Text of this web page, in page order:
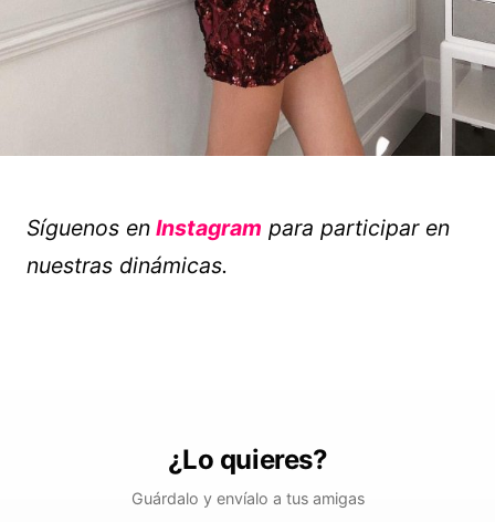
Síguenos en Instagram para participar en
nuestras dinámicas.
¿Lo quieres?
Guárdalo y envíalo a tus amigas